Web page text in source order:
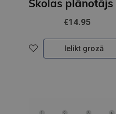
€14.95
Ielikt grozā